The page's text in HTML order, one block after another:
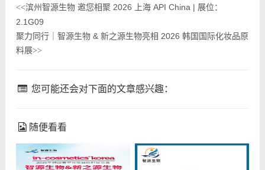
<<滨州智源生物 邀您相聚 2026 上海 API China | 展位：
2.1G09
聚力同行｜智源生物 & 新之源生物亮相 2026 韩国国际化妆品原
料展>>
您可能还会对下面的文章感兴趣：
随便看看